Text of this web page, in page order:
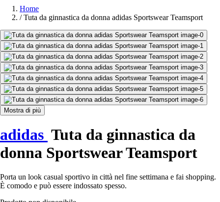
Home
/ Tuta da ginnastica da donna adidas Sportswear Teamsport
Mostra di più
adidas Tuta da ginnastica da
donna Sportswear Teamsport
Porta un look casual sportivo in città nel fine settimana e fai shopping.
È comodo e può essere indossato spesso.